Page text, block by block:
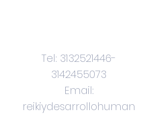
Tel: 3132521446-
3142455073
Email:
reikiydesarrollohuman